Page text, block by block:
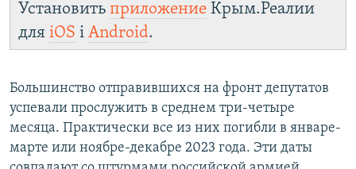
Установить приложение Крым.Реалии
для iOS і Android.
Большинство отправившихся на фронт депутатов
успевали прослужить в среднем три-четыре
месяца. Практически все из них погибли в январе-
марте или ноябре-декабре 2023 года. Эти даты